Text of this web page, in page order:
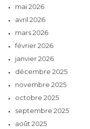
mai 2026
avril 2026
mars 2026
février 2026
janvier 2026
décembre 2025
novembre 2025
octobre 2025
septembre 2025
août 2025